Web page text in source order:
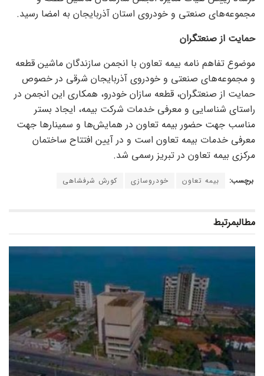
مجموعه‌های صنعتی و خودروی استان آذربایجان به امضا رسید.
حمایت از صنعتگران
موضوع تفاهم نامه بیمه تعاون با انجمن سازندگان ماشین قطعه
و مجموعه‌های صنعتی و خودروی آذربایجان شرقی در خصوص
حمایت از صنعتگران، قطعه سازان خودرو، همکاری این انجمن در
راستای شناسایی و معرفی خدمات شرکت بیمه، ایجاد بستر
مناسب جهت حضور بیمه تعاون در همایش‌ها و سمینار‌ها جهت
معرفی خدمات بیمه تعاون است و در آیین افتتاح ساختمان
مرکزی بیمه تعاون در تبریز رسمی شد.
برچسب: بیمه تعاون خودروسازی کورش شرفشاهی
مطالبمرتبط